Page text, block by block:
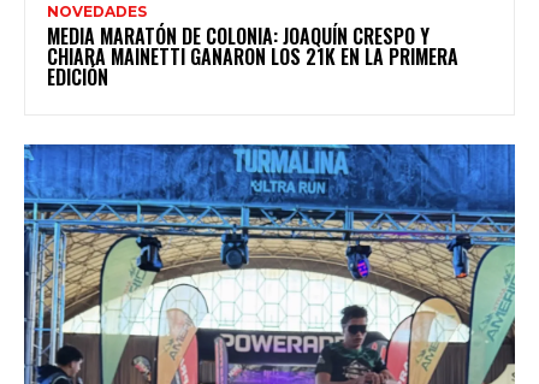
NOVEDADES
MEDIA MARATÓN DE COLONIA: JOAQUÍN CRESPO Y
CHIARA MAINETTI GANARON LOS 21K EN LA PRIMERA
EDICIÓN